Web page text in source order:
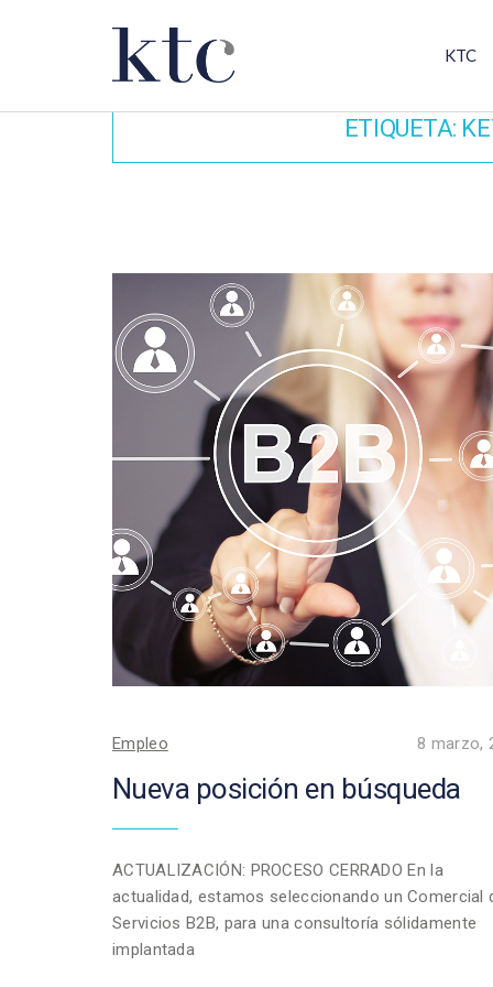
KTC
ETIQUETA:
Empleo 8 marzo,
Nueva posición en búsqueda
ACTUALIZACIÓN: PROCESO CERRADO En la
actualidad, estamos seleccionando un Comercial
Servicios B2B, para una consultoría sólidamente
implantada